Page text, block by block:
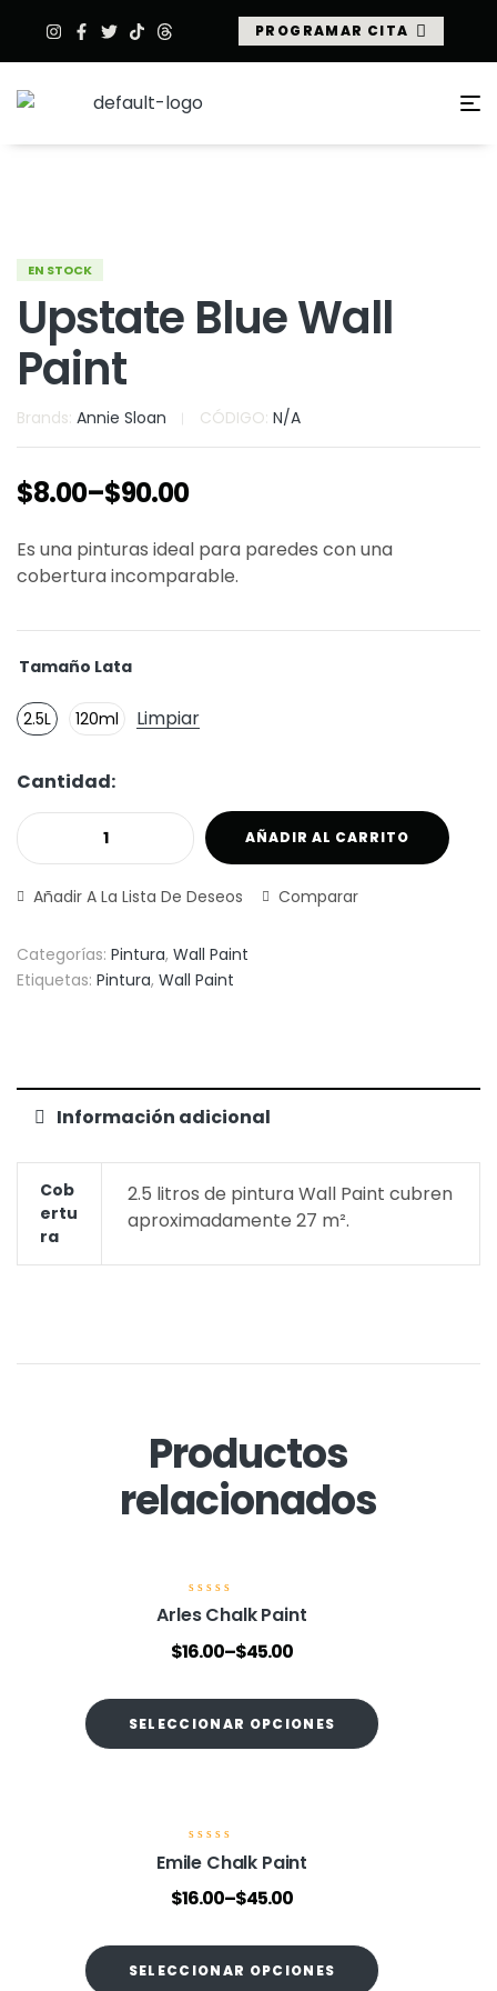
PROGRAMAR CITA
EN STOCK
Upstate Blue Wall
Paint
Brands: Annie Sloan CÓDIGO: N/A
$8.00–$90.00
Es una pinturas ideal para paredes con una
cobertura incomparable.
Tamaño Lata
2.5L 120ml Limpiar
Cantidad:
AÑADIR AL CARRITO
Añadir A La Lista De Deseos Comparar
Categorías: Pintura, Wall Paint
Etiquetas: Pintura, Wall Paint
Información adicional
Cob
Ertu
Ra
2.5 litros de pintura Wall Paint cubren
aproximadamente 27 m².
Productos
relacionados
a
o
d
o
e
n
Arles Chalk Paint
$16.00–$45.00
SELECCIONAR OPCIONES
V
a
o
d
o
e
Emile Chalk Paint
$16.00–$45.00
SELECCIONAR OPCIONES